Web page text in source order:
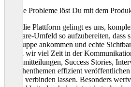
Welche Probleme löst Du mit dem
Über die Plattform gelingt es uns,
Software-Umfeld so aufzubereiten, dass
Zielgruppe ankommen und echte
sparen wir viel Zeit in der
Pressemitteilungen, Success Stories,
Branchenthemen effizient
Media verbinden lassen. Besonders